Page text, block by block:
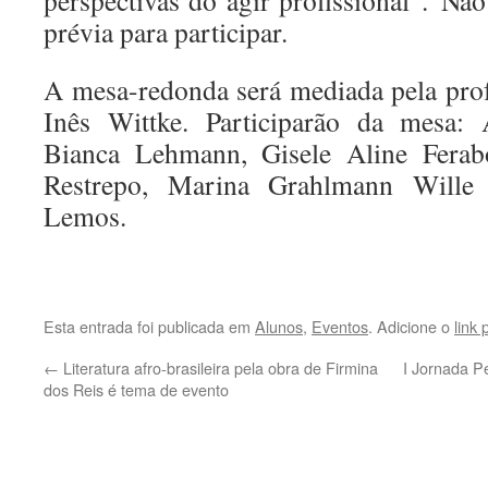
prévia para participar.
A mesa-redonda será mediada pela
Inês Wittke. Participarão da mesa:
Bianca Lehmann, Gisele Aline
Restrepo, Marina Grahlmann
Lemos.
Esta entrada foi publicada em Alunos, Eventos. Adicione o link
← Literatura afro-brasileira pela obra de Firmina
dos Reis é tema de evento
I Jornada